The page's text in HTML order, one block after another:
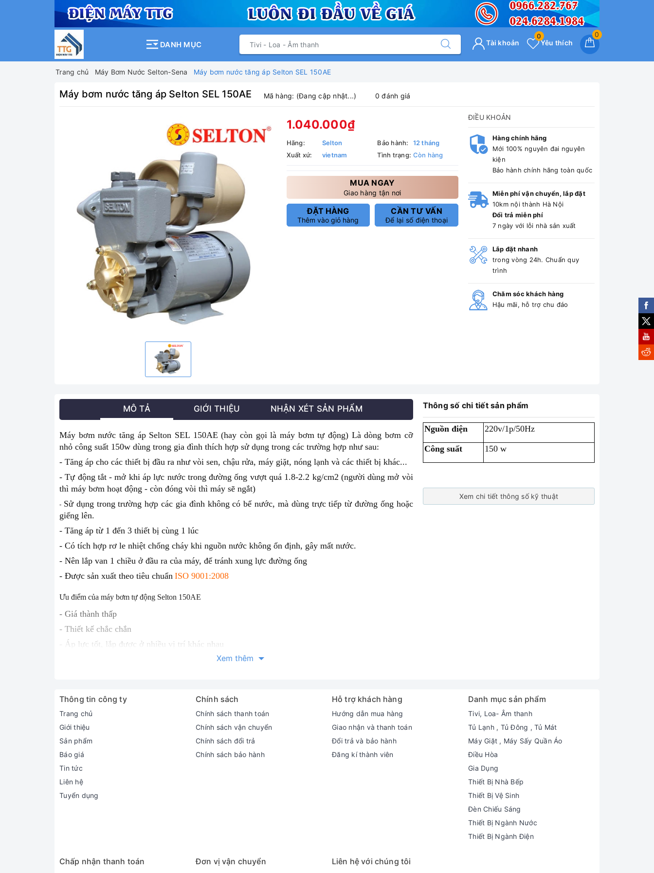
DANH MỤC
0
Yêu thích
0
Tài khoản
Trang chủ Máy Bơm Nước Selton-Sena Máy bơm nước tăng áp Selton SEL 150AE
Máy bơm nước tăng áp Selton SEL 150AE Mã hàng: (Đang cập nhật...) 0 đánh giá
1.040.000₫
Hãng:
Selton
Xuất xứ:
vietnam
Bảo hành:
12 tháng
Tình trạng: Còn hàng
MUA NGAY
Giao hàng tận nơi
ĐẶT HÀNG
Thêm vào giỏ hàng
CẦN TƯ VẤN
Để lại số điện thoại
ĐIỀU KHOẢN
Hàng chính hãng
Mới 100% nguyên đai nguyên
kiện
Bảo hành chính hãng toàn quốc
Miễn phí vận chuyển, lắp đặt
10km nội thành Hà Nội
Đổi trả miễn phí
7 ngày với lỗi nhà sản xuất
Lắp đặt nhanh
trong vòng 24h. Chuẩn quy
trình
Chăm sóc khách hàng
Hậu mãi, hỗ trợ chu đáo
MÔ TẢ GIỚI THIỆU NHẬN XÉT SẢN PHẨM
Máy bơm nước tăng áp Selton SEL 150AE(hay còn gọi là máy bơm tự động) Là dòng bơm cỡ
nhỏ công suất 150w dùng trong gia đình thích hợp sử dụng trong các trường hợp như sau:
- Tăng áp cho các thiết bị đầu ra như vòi sen, chậu rửa, máy giặt, nóng lạnh và các thiết bị khác...
- Tự động tắt - mở khi áp lực nước trong đường ống vượt quá 1.8-2.2 kg/cm2 (người dùng mở vòi
thì máy bơm hoạt động - còn đóng vòi thì máy sẽ ngắt)
- Sử dụng trong trường hợp các gia đình không có bể nước, mà dùng trực tiếp từ đường ống hoặc
giếng lên.
- Tăng áp từ 1 đến 3 thiết bị cùng 1 lúc
- Có tích hợp rơ le nhiệt chống cháy khi nguồn nước không ổn định, gây mất nước.
- Nên lắp van 1 chiều ở đầu ra của máy, để tránh xung lực đường ống
- Được sản xuất theo tiêu chuẩn ISO 9001:2008
Ưu điểm của máy bơm tự động Selton 150AE
- Giá thành thấp
- Thiết kế chắc chắn
- Áp lực tốt, lắp được ở nhiều vị trí khác nhau
cao, cùng với đó là chứng chỉ về chất lượng ISO 9001:2008
Xem thêm
Thông số chi tiết sản phẩm
Nguồn điện 220v/1p/50Hz
Công suất 150 w
Xem chi tiết thông số kỹ thuật
Thông tin công ty
Trang chủ
Giới thiệu
Sản phẩm
Báo giá
Tin tức
Liên hệ
Tuyển dụng
Chính sách
Chính sách thanh toán
Chính sách vận chuyển
Chính sách đổi trả
Chính sách bảo hành
Hỗ trợ khách hàng
Hướng dẫn mua hàng
Giao nhận và thanh toán
Đổi trả và bảo hành
Đăng kí thành viên
Danh mục sản phẩm
Tivi, Loa- Âm thanh
Tủ Lạnh , Tủ Đông , Tủ Mát
Máy Giặt , Máy Sấy Quần Áo
Điều Hòa
Gia Dụng
Thiết Bị Nhà Bếp
Thiết Bị Vệ Sinh
Đèn Chiếu Sáng
Thiết Bị Ngành Nước
Thiết Bị Ngành Điện
Chấp nhận thanh toán Đơn vị vận chuyển Liên hệ với chúng tôi